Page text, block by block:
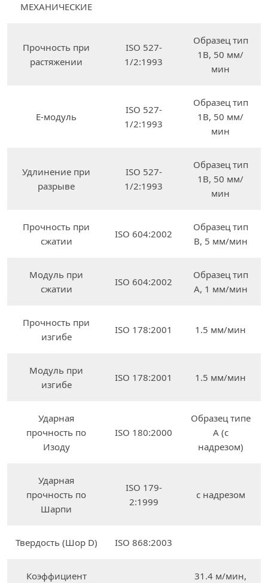
МЕХАНИЧЕСКИЕ
Прочность при
растяжении
ISO 527-
1/2:1993
Образец тип
1B, 50 мм/
мин
E-модуль
ISO 527-
1/2:1993
Образец тип
1B, 50 мм/
мин
Удлинение при
разрыве
ISO 527-
1/2:1993
Образец тип
1B, 50 мм/
мин
Прочность при
сжатии
ISO 604:2002
Образец тип
B, 5 мм/мин
Модуль при
сжатии
ISO 604:2002
Образец тип
A, 1 мм/мин
Прочность при
изгибе
ISO 178:2001 1.5 мм/мин
Модуль при
изгибе
ISO 178:2001 1.5 мм/мин
Ударная
прочность по
Изоду
ISO 180:2000
Образец типе
A (с
надрезом)
Ударная
прочность по
Шарпи
ISO 179-
2:1999
с надрезом
Твердость (Шор D) ISO 868:2003
Коэффициент
31.4 м/мин,